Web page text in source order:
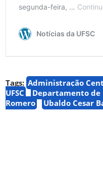
Tags: Administração
UFSC
Departamento
Romero
Ubaldo Cesar